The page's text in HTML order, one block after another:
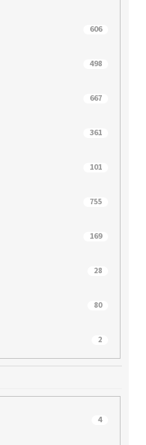
606
498
667
361
101
755
169
28
80
2
4